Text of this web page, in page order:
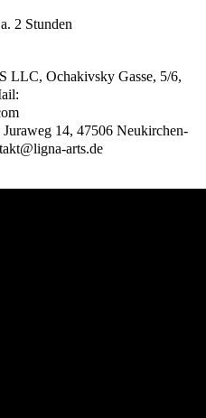
2 Stunden
Ochakivsky Gasse, 5/6,
14, 47506 Neukirchen-
arts.de